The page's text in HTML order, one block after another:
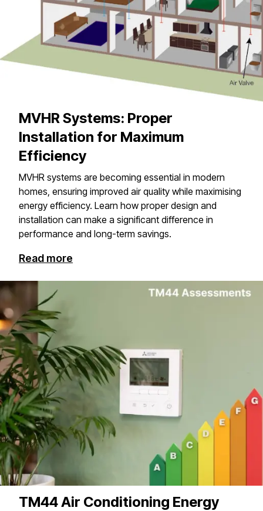
MVHR Systems: Proper
Installation for Maximum
Efficiency
MVHR systems are becoming essential in modern
homes, ensuring improved air quality while maximising
energy efficiency. Learn how proper design and
installation can make a significant difference in
performance and long-term savings.​​​​‌ ‍ ​‍​‍‌‍ ‌ ​‍‌‍‍‌‌‍‌ ‌‍‍‌‌‍ ‍​‍​‍​ ‍‍​‍​‍‌ ​ ‌‍​‌‌‍ ‍‌‍‍‌‌ ‌​‌ ‍‌​‍ ‍‌‍‍‌‌‍ ​‍​‍​‍ ​​‍​‍‌‍‍​‌ ​‍‌‍‌‌‌‍‌‍​‍​‍​ ‍‍​‍​‍​‍ ‌‍​‌‌‍‌​‌‍ ‌‌‍‍‌‌‍ ‍​‍ ‌‍‍‌‌‍ ‍‌ ‌​‌‍‌‌‌‍ ‍‌ ‌​​‍ ‌‍‌‌‌‍‌​‌‍‍‌‌ ‌​​‍ ‌‍ ‌‌‍ ‌‍‌​‌‍‌‌​ ‌‌ ​​‌ ​‍‌‍‌‌‌ ​ ‌‍‌‌‌‍ ‍‌ ‌​‌‍​‌‌ ‌​‌‍‍‌‌‍ ‌‍ ‍​ ‍ ‌‍‍‌‌‍‌​​ ‌‌‍​‍‌‍‌‍​ ‌‍​ ‌ ‌‍​ ‌‍​‌‌‍‌‌​ ‌ ​‍ ‌​ ​‌​ ​​​ ‍​​ ‍‌​‍ ‌​ ‌​​ ​ ​ ‌ ‌‍​‍​‍ ‌​ ‍‌​ ​‍​ ​‍‌‍​ ​‍ ‌​ ​‍​ ‍‌​ ‍​‌‍‌​‌‍‌​‌‍​‌‌‍​ ‌‍​ ‌‍‌‍‌‍​‍​ ‌ ‌‍​‍​ ‍ ‌ ‌​‌ ‍‌‌ ​​‌‍‌‌​ ‌‌ ​​‌‍ ‌ ​ ‌ ‌​​ ‍ ‌ ​​‌‍​‌‌ ‌​‌‍‍​​ ‌‌ ​ ‌‍‍​‌‍ ‌ ​‍‌ ‌​‌​‌​‌‍‌‌‌ ​ ‌‍​ ‌ ​‍‌‍‍‌‌ ​​‌ ‌​‌‍‍‌‌‍ ‌‍ ‍​ ‌‍​‍‌‍​‌‌ ​ ‌‍‌‌‌‌‌‌‌ ​‍‌‍ ​​ ‌​‍‌‌​ ​‍‌​‌‍‌‍​‌‌‍‌​‌‍ ‌‌‍‍‌‌‍ ‍​‍‌‍‌‍‍‌‌‍‌​​ ‌‌‍​‍‌‍‌‍​ ‌‍​ ‌ ‌‍​ ‌‍​‌‌‍‌‌​ ‌ ​‍ ‌​ ​‌​ ​​​ ‍​​ ‍‌​‍ ‌​ ‌​​ ​ ​ ‌ ‌‍​‍​‍ ‌​ ‍‌​ ​‍​ ​‍‌‍​ ​‍ ‌​ ​‍​ ‍‌​ ‍​‌‍‌​‌‍‌​‌‍​‌‌‍​ ‌‍​ ‌‍‌‍‌‍​‍​ ‌ ‌‍​‍​‍‌‍‌ ‌​‌ ‍‌‌ ​​‌‍‌‌​ ‌‌ ​​‌‍ ‌ ​ ‌ ‌​​‍‌‍‌ ​​‌‍​‌‌ ‌​‌‍‍​​ ‌‌ ​ ‌‍‍​‌‍ ‌ ​‍‌ ‌​‌​‌​‌‍‌‌‌ ​ ‌‍​ ‌ ​‍‌‍‍‌‌ ​​‌ ‌​‌‍‍‌‌‍ ‌‍ ‍​‍​‍‌ ‌
Read more
TM44 Air Conditioning Energy